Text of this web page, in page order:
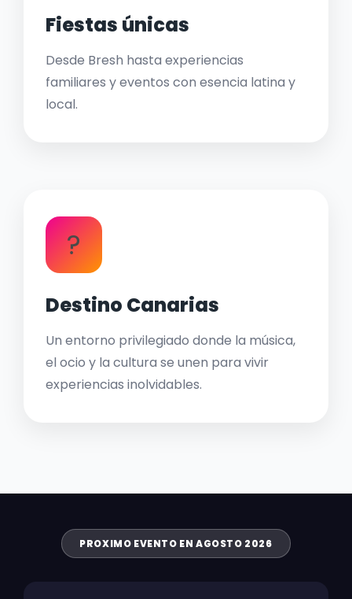
Fiestas únicas
Desde Bresh hasta experiencias
familiares y eventos con esencia latina y
local.
?
Destino Canarias
Un entorno privilegiado donde la música,
el ocio y la cultura se unen para vivir
experiencias inolvidables.
PROXIMO EVENTO EN AGOSTO 2026